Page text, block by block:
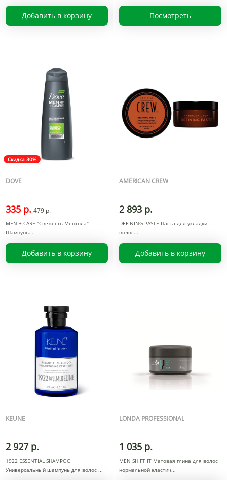
Добавить в корзину Посмотреть
Скидка 30%
DOVE
335 р. 479 р.
MEN + CARE "Свежесть Ментола"
Шампунь
Добавить в корзину
AMERICAN CREW
2 893 р.
DEFINING PASTE Паста для укладки
волос
Добавить в корзину
KEUNE
2 927 р.
1922 ESSENTIAL SHAMPOO
Универсальный шампунь для волос
LONDA PROFESSIONAL
1 035 р.
MEN SHIFT IT Матовая глина для волос
нормальной эластич